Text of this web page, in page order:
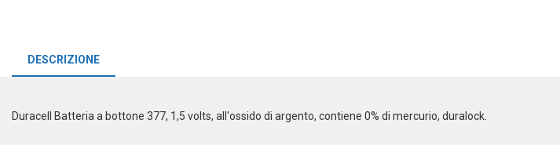
DESCRIZIONE
Duracell Batteria a bottone 377, 1,5 volts, all'ossido di argento, contiene 0% di mercurio, duralock.